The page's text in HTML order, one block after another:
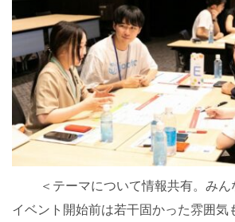
＜テーマについて情報共有。みん
イベント開始前は若干固かった雰囲気